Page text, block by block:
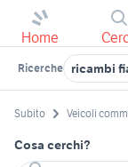
Home
Ricerche ricambi
Subito Veicoli
Cosa cerchi?